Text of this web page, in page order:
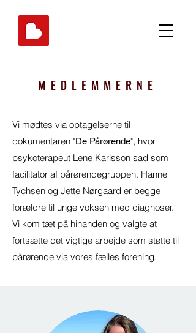
MEDLEMMERNE
Vi mødtes via optagelserne til
dokumentaren "De Pårørende", hvor
psykoterapeut Lene Karlsson sad som
facilitator af pårørendegruppen. Hanne
Tychsen og Jette Nørgaard er begge
forældre til unge voksen med diagnoser.
Vi kom tæt på hinanden og valgte at
fortsætte det vigtige arbejde som støtte til
pårørende via vores fælles forening.